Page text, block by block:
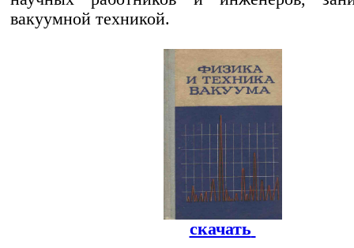
вакуумной техникой.
скачать